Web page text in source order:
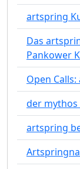
artspring
Das
Pankower
Open
der mythos
artspring